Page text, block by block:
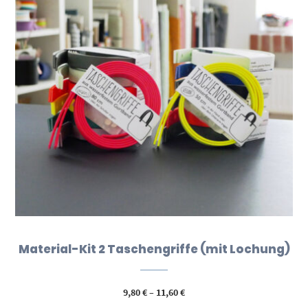
Material-Kit 2 Taschengriffe (mit Lochung)
9,80€– 11,60€Preisspanne: